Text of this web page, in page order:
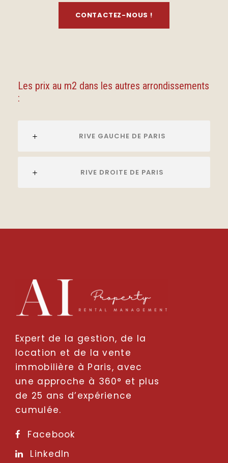
CONTACTEZ-NOUS !
Les prix au m2 dans les autres arrondissements
:
RIVE GAUCHE DE PARIS
RIVE DROITE DE PARIS
Expert de la gestion, de la
location et de la vente
immobilière à Paris, avec
une approche à 360° et plus
de 25 ans d’expérience
cumulée.
Facebook
LinkedIn